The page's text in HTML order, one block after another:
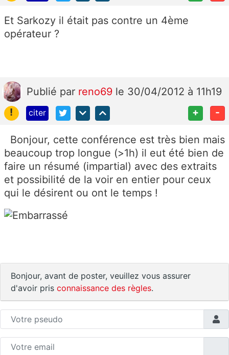
Et Sarkozy il était pas contre un 4ème
opérateur ?
Publié par reno69 le 30/04/2012 à 11h19
!
citer + -
Bonjour, cette conférence est très bien mais
beaucoup trop longue (>1h) il eut été bien de
faire un résumé (impartial) avec des extraits
et possibilité de la voir en entier pour ceux
qui le désirent ou ont le temps !
Bonjour, avant de poster, veuillez vous assurer
d'avoir pris connaissance des règles.